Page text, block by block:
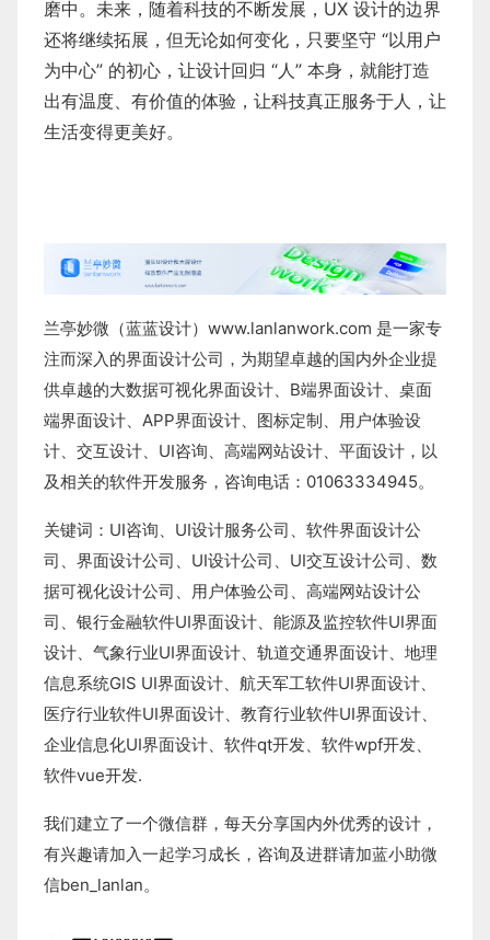
磨中。未来，随着科技的不断发展，UX 设计的边界
还将继续拓展，但无论如何变化，只要坚守 “以用户
为中心” 的初心，让设计回归 “人” 本身，就能打造
出有温度、有价值的体验，让科技真正服务于人，让
生活变得更美好。
兰亭妙微（蓝蓝设计） www.lanlanwork.com 是一家专
注而深入的界面设计公司，为期望卓越的国内外企业提
供卓越的大数据可视化界面设计、 B端界面设计、 桌面
端界面设计、 APP界面设计、 图标定制、 用户体验设
计、 交互设计、 UI咨询、 高端网站设计、 平面设计 ，以
及相关的软件开发服务，咨询电话：01063334945。
关键词： UI咨询、 UI设计服务公司 、 软件界面设计公
司、界面设计公司、 UI设计公司 、 UI交互设计公司 、 数
据可视化设计公司 、 用户体验公司 、 高端网站设计公
司 、 银行金融软件UI界面设计、 能源及监控软件UI界面
设计、 气象行业UI界面设计、 轨道交通界面设计、 地理
信息系统GIS UI界面设计、 航天军工软件UI界面设计、
医疗行业软件UI界面设计、 教育行业软件UI界面设计、
企业信息化UI界面设计、 软件qt开发、 软件wpf开发、
软件vue开发.
我们建立了一个微信群，每天分享国内外优秀的设计，
有兴趣请加入一起学习成长，咨询及进群请加蓝小助微
信ben_lanlan。